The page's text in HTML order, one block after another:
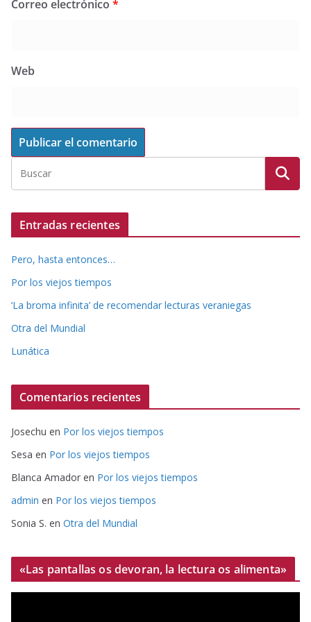
Correo electrónico *
Web
Entradas recientes
Pero, hasta entonces…
Por los viejos tiempos
‘La broma infinita’ de recomendar lecturas veraniegas
Otra del Mundial
Lunática
Comentarios recientes
Josechu en Por los viejos tiempos
Sesa en Por los viejos tiempos
Blanca Amador en Por los viejos tiempos
admin en Por los viejos tiempos
Sonia S. en Otra del Mundial
«Las pantallas os devoran, la lectura os alimenta»